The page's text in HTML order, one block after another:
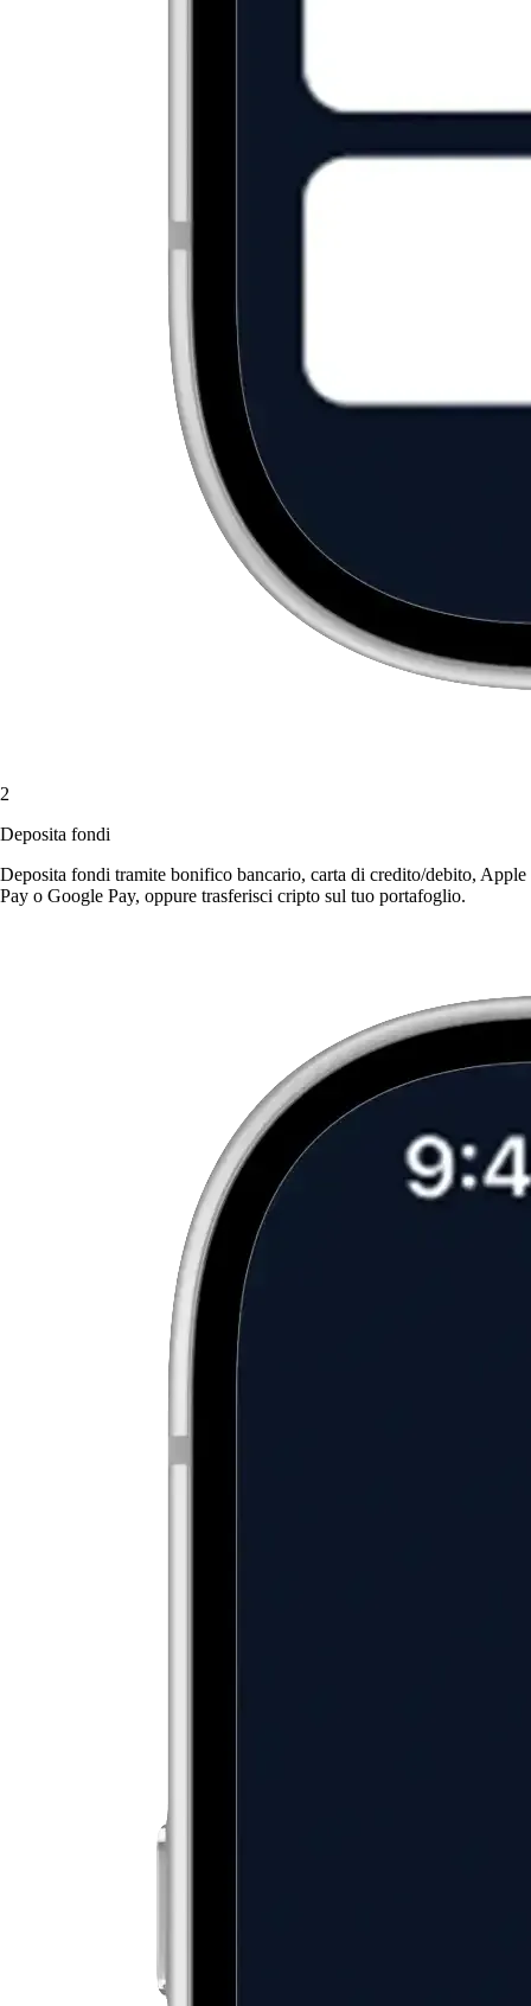
2
Deposita fondi
Deposita fondi tramite bonifico bancario, carta di credito/debito, Apple
Pay o Google Pay, oppure trasferisci cripto sul tuo portafoglio.